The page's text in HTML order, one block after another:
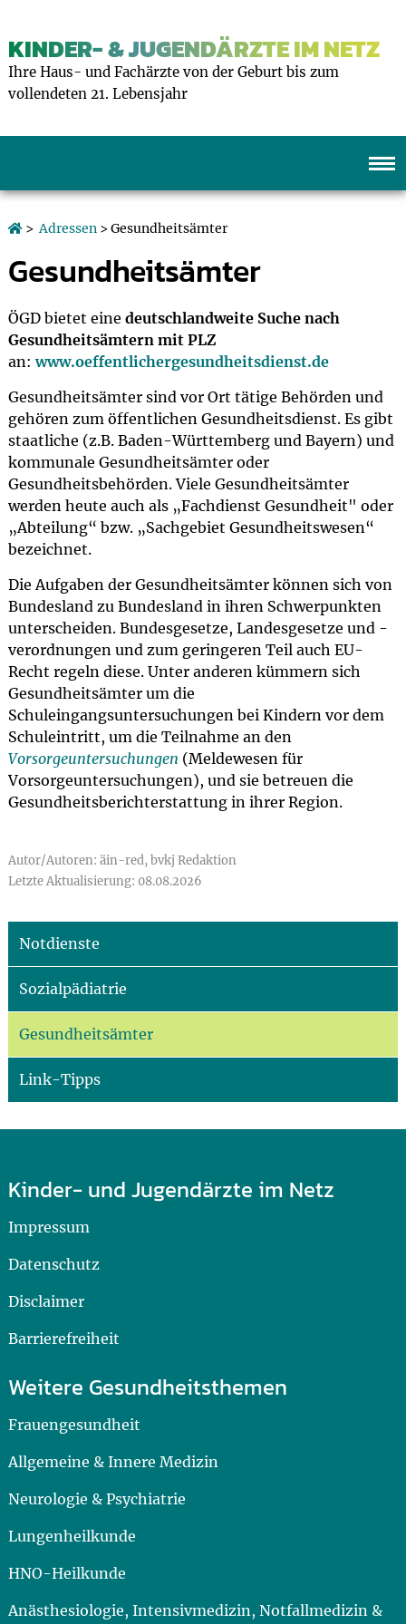
KINDER- & JUGENDÄRZTE IM NETZ
Ihre Haus- und Fachärzte von der Geburt bis zum
vollendeten 21. Lebensjahr
>Adressen> Gesundheitsämter
Gesundheitsämter
ÖGD bietet eine deutschlandweite Suche nach
Gesundheitsämtern mit PLZ
an:www.oeffentlichergesundheitsdienst.de
Gesundheitsämter sind vor Ort tätige Behörden und
gehören zum öffentlichen Gesundheitsdienst. Es gibt
staatliche (z.B. Baden-Württemberg und Bayern) und
kommunale Gesundheitsämter oder
Gesundheitsbehörden. Viele Gesundheitsämter
werden heute auch als „Fachdienst Gesundheit" oder
„Abteilung“ bzw. „Sachgebiet Gesundheitswesen“
bezeichnet.
Die Aufgaben der Gesundheitsämter können sich von
Bundesland zu Bundesland in ihren Schwerpunkten
unterscheiden. Bundesgesetze, Landesgesetze und -
verordnungen und zum geringeren Teil auch EU-
Recht regeln diese. Unter anderen kümmern sich
Gesundheitsämter um die
Schuleingangsuntersuchungen bei Kindern vor dem
Schuleintritt, um die Teilnahme an den
Vorsorgeuntersuchungen (Meldewesen für
Vorsorgeuntersuchungen), und sie betreuen die
Gesundheitsberichterstattung in ihrer Region.
Autor/Autoren: äin-red, bvkj Redaktion
Letzte Aktualisierung: 08.08.2026
Notdienste
Sozialpädiatrie
Gesundheitsämter
Link-Tipps
Kinder- und Jugendärzte im Netz
Impressum
Datenschutz
Disclaimer
Barrierefreiheit
Weitere Gesundheitsthemen
Frauengesundheit
Allgemeine & Innere Medizin
Neurologie & Psychiatrie
Lungenheilkunde
HNO-Heilkunde
Anästhesiologie, Intensivmedizin, Notfallmedizin &